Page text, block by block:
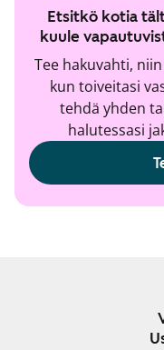
Etsitkö kotia
kuule
Tee hakuvahti,
kun toiveitasi
tehdä yhden
halutessasi